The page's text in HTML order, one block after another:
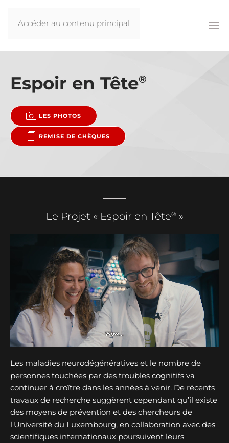
Accéder au contenu principal
Espoir en Tête®
LES PHOTOS
REMISE DE CHÈQUES
Le Projet « Espoir en Tête® »
Les maladies neurodégénératives et le nombre de
personnes touchées par des troubles cognitifs va
continuer à croître dans les années à venir. De récents
travaux de recherche suggèrent cependant qu’il existe
des moyens de prévention et des chercheurs de
l'Université du Luxembourg, en collaboration avec des
scientifiques internationaux poursuivent leurs